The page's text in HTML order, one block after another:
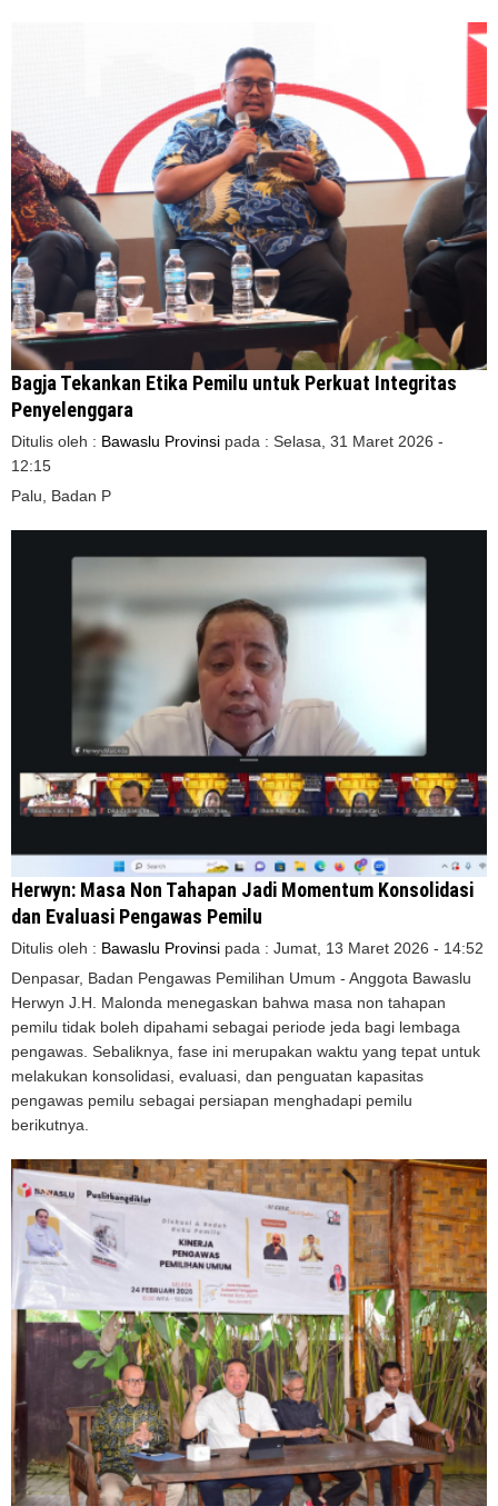
Bagja Tekankan Etika Pemilu untuk Perkuat Integritas
Penyelenggara
Ditulis oleh : Bawaslu Provinsi pada : Selasa, 31 Maret 2026 -
12:15
Palu, Badan P
Herwyn: Masa Non Tahapan Jadi Momentum Konsolidasi
dan Evaluasi Pengawas Pemilu
Ditulis oleh : Bawaslu Provinsi pada : Jumat, 13 Maret 2026 - 14:52
Denpasar, Badan Pengawas Pemilihan Umum - Anggota Bawaslu
Herwyn J.H. Malonda menegaskan bahwa masa non tahapan
pemilu tidak boleh dipahami sebagai periode jeda bagi lembaga
pengawas. Sebaliknya, fase ini merupakan waktu yang tepat untuk
melakukan konsolidasi, evaluasi, dan penguatan kapasitas
pengawas pemilu sebagai persiapan menghadapi pemilu
berikutnya.